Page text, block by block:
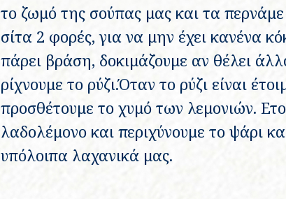
το ζωμό της σούπας μας και τα
σίτα 2 φορές, για να μην έχει κανένα
πάρει βράση, δοκιμάζουμε αν θέλει
ρίχνουμε το ρύζι.Όταν το ρύζι είναι
προσθέτουμε το χυμό των λεμονιών.
λαδολέμονο και περιχύνουμε το ψάρι
υπόλοιπα λαχανικά μας.